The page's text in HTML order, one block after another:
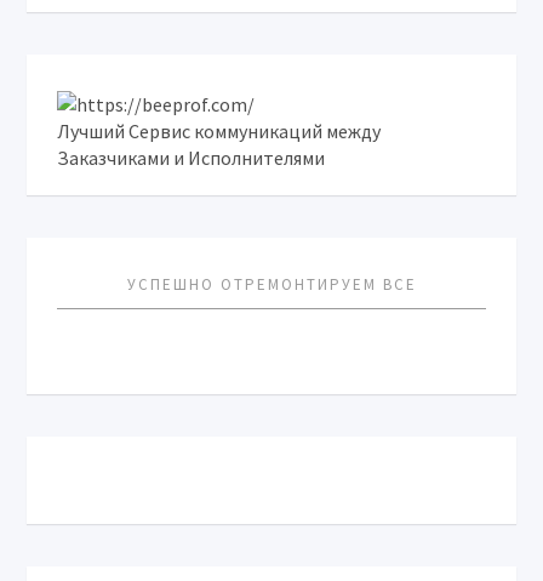
Лучший Сервис коммуникаций между
Заказчиками и Исполнителями
УСПЕШНО ОТРЕМОНТИРУЕМ ВСЕ